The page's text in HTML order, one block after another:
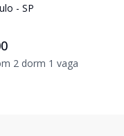
- SP
2 dorm 1 vaga